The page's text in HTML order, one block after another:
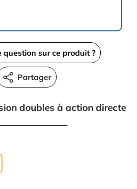
question sur ce produit ?
Partager
doubles à action directe